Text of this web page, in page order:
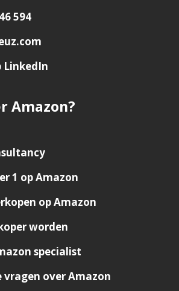
594
LinkedIn
Amazon?
1 op Amazon
op Amazon
worden
specialist
vragen over Amazon